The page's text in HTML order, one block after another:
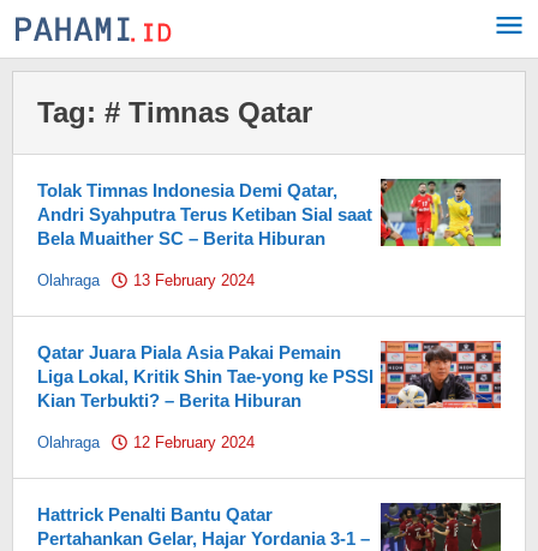
Skip
to
Tag: # Timnas Qatar
Tolak Timnas Indonesia Demi Qatar,
Andri Syahputra Terus Ketiban Sial saat
Bela Muaither SC – Berita Hiburan
Olahraga 13 February 2024
Qatar Juara Piala Asia Pakai Pemain
Liga Lokal, Kritik Shin Tae-yong ke PSSI
Kian Terbukti? – Berita Hiburan
Olahraga 12 February 2024
Hattrick Penalti Bantu Qatar
Pertahankan Gelar, Hajar Yordania 3-1 –